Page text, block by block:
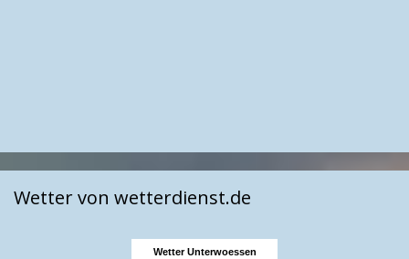
Wetter von wetterdienst.de
Wetter Unterwoessen